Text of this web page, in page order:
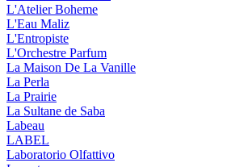
L'Atelier Boheme
L'Eau Maliz
L'Entropiste
L'Orchestre Parfum
La Maison De La Vanille
La Perla
La Prairie
La Sultane de Saba
Labeau
LABEL
Laboratorio Olfattivo